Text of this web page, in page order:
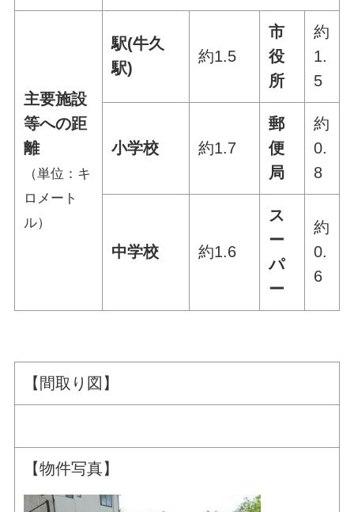
主要施設
等への距
離
（単位：キ
ロメート
ル）
駅(牛久
駅)
約1.5
市
役
所
約
1.
5
小学校 約1.7
郵
便
局
約
0.
8
中学校 約1.6
ス
ー
パ
ー
約
0.
6
【間取り図】
【物件写真】